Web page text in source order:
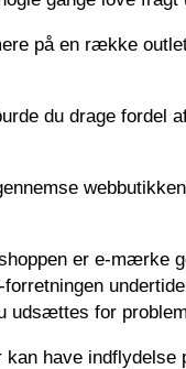
på en række
du drage fordel
er e-mærke
udsættes for
have